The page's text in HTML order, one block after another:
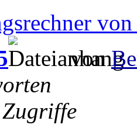
von
Zugriffe